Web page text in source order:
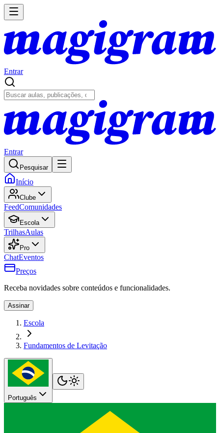
Entrar
Entrar
Pesquisar
Início
Clube
FeedComunidades
Escola
TrilhasAulas
Pro
ChatEventos
Preços
Receba novidades sobre conteúdos e funcionalidades.
Assinar
Escola
Fundamentos de Levitação
Português